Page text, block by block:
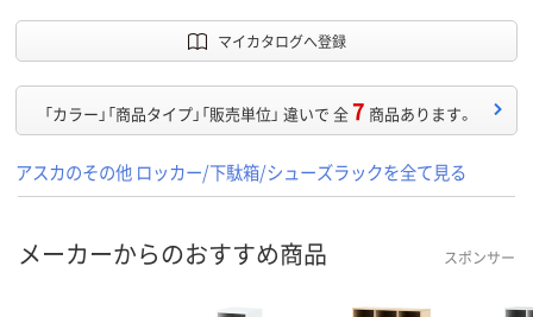
マイカタログへ登録
「カラー」「商品タイプ」「販売単位」 違いで 全7 商品あります。
アスカのその他 ロッカー/下駄箱/シューズラックを全て見る
メーカーからのおすすめ商品 スポンサー